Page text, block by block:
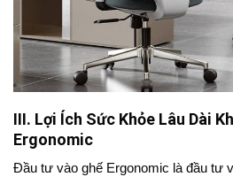
III. Lợi Ích Sức Khỏe Lâu Dài
Ergonomic
Đầu tư vào ghế Ergonomic là đầu tư